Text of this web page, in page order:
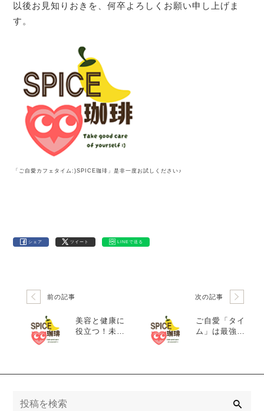
以後お見知りおきを、何卒よろしくお願い申し上げま
す。
「ご自愛カフェタイム:)SPICE珈琲」是非一度お試しください♪
シェア ツイート LINEで送る
前の記事
美容と健康に
役立つ！未知
次の記事
ご自愛「タイ
ム」は最強の